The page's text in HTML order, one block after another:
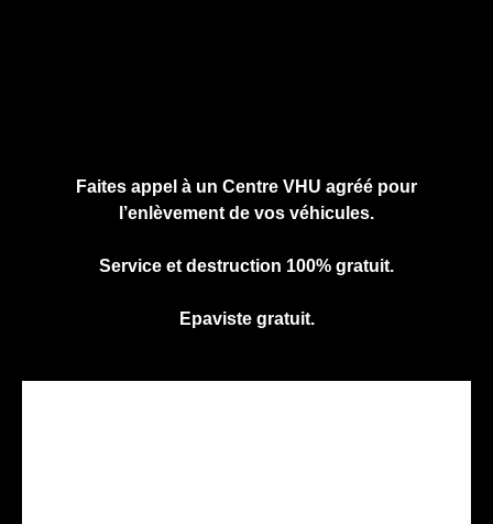
Faites appel à un Centre VHU agréé pour
l’enlèvement de vos véhicules.
Service et destruction 100% gratuit.
Epaviste gratuit.